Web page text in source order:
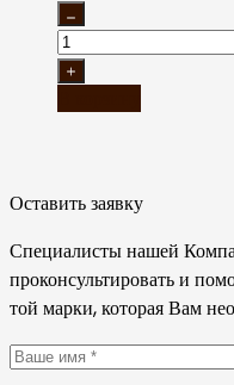
Оставить заявку
Специалисты нашей
проконсультировать и
той марки, которая Вам